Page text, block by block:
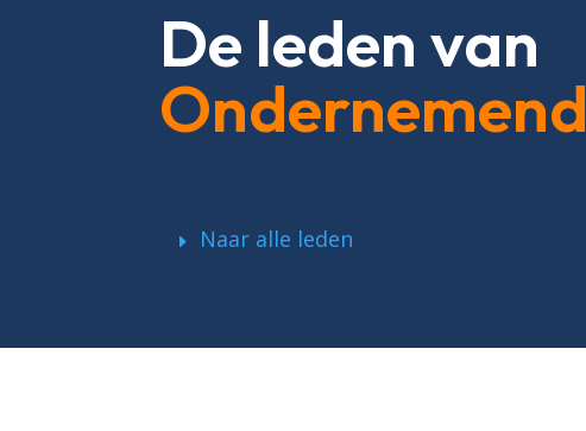
De leden van
Ondernemend
Naar alle leden